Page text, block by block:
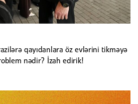
qayıdanlara öz evlərini tikməyə
nədir? İzah edirik!